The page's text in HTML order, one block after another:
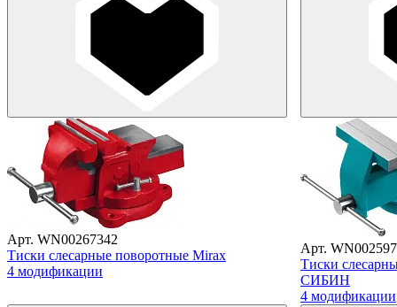
Арт. WN00267342
Тиски слесарные поворотные Mirax
4 модификации
Арт.
Тиски
СИБИН
4 модификации